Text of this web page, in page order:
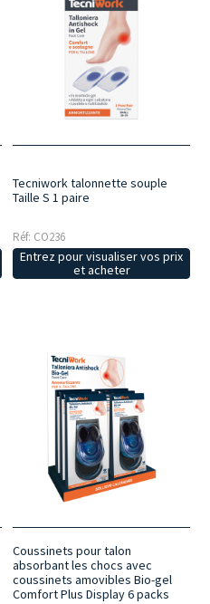
Tecniwork talonnette souple
Taille S 1 paire
Réf: CO236
Entrez pour visualiser vos prix
et acheter
Coussinets pour talon
absorbant les chocs avec
coussinets amovibles Bio-gel
Comfort Plus Display 6 packs